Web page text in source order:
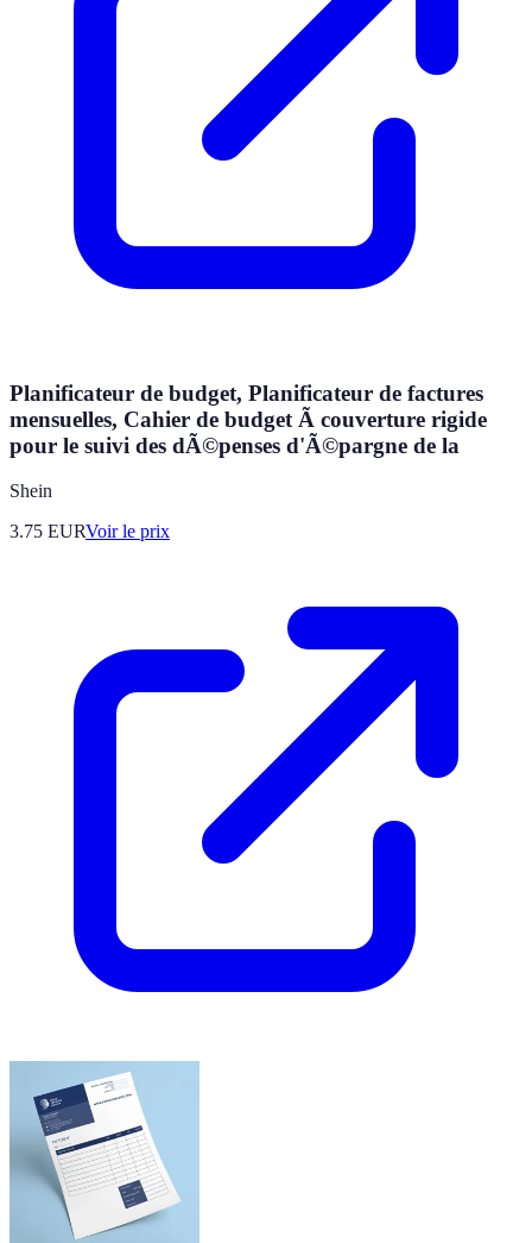
Planificateur de budget, Planificateur de factures
mensuelles, Cahier de budget Ã couverture rigide
pour le suivi des dÃ©penses d'Ã©pargne de la
Shein
3.75 EURVoir le prix